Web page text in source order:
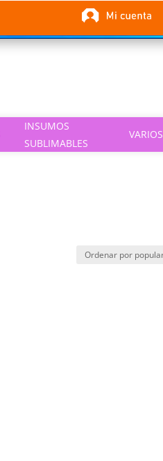
INSUMOS
SUBLIMABLES
VARIOS